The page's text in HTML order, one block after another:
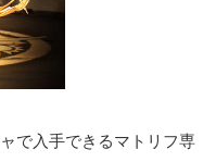
で入手できるマトリフ専